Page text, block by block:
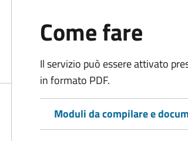
Come fare
Il servizio può essere attivato
in formato PDF.
Moduli da compilare e